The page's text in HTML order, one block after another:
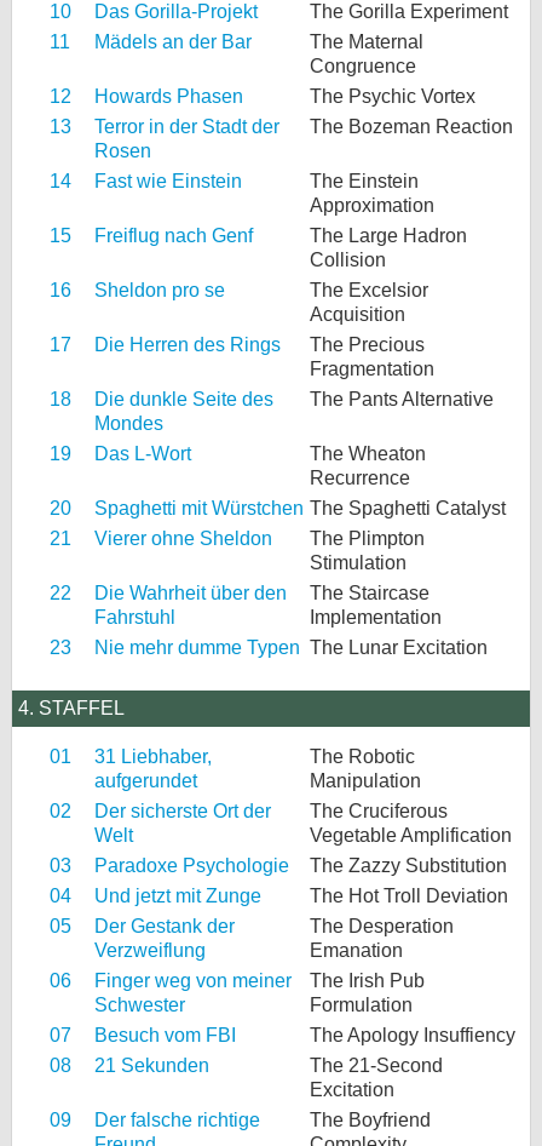
10
Das Gorilla-Projekt
The Gorilla Experiment
11
Mädels an der Bar
The Maternal
Congruence
12
Howards Phasen
The Psychic Vortex
13
Terror in der Stadt der
Rosen
The Bozeman Reaction
14 Fast wie Einstein
The Einstein
Approximation
15
Freiflug nach Genf
The Large Hadron
Collision
16
Sheldon pro se
The Excelsior
Acquisition
17
Die Herren des Rings
The Precious
Fragmentation
18
Die dunkle Seite des
Mondes
The Pants Alternative
19 Das L-Wort
The Wheaton
Recurrence
20
Spaghetti mit Würstchen The Spaghetti Catalyst
21
Vierer ohne Sheldon
The Plimpton
Stimulation
22
Die Wahrheit über den
Fahrstuhl
The Staircase
Implementation
23
Nie mehr dumme Typen The Lunar Excitation
4. STAFFEL
01
31 Liebhaber,
aufgerundet
The Robotic
Manipulation
02
Der sicherste Ort der
Welt
The Cruciferous
Vegetable Amplification
03
Paradoxe Psychologie
The Zazzy Substitution
04
Und jetzt mit Zunge
The Hot Troll Deviation
05
Der Gestank der
Verzweiflung
The Desperation
Emanation
06
Finger weg von meiner
Schwester
The Irish Pub
Formulation
07
Besuch vom FBI
The Apology Insuffiency
08
21 Sekunden
The 21-Second
Excitation
09
Der falsche richtige
The Boyfriend